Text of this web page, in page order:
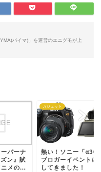
バイマ)」を運営のエニグモが上
パーナ
ン』試
メの...
ガジェット
熱い！ソニー「
ブロガーイベントに
してきました！